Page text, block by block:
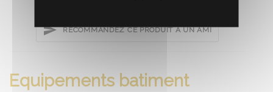
RECOMMANDEZ CE PRODUIT À UN AMI
Equipements batiment